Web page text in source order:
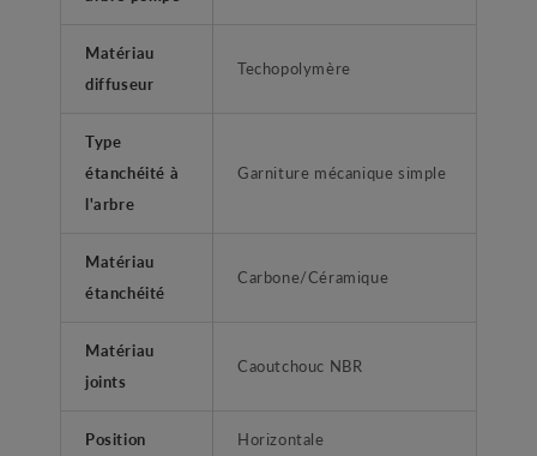
Matériau
diffuseur
Techopolymère
Type
étanchéité à
l'arbre
Garniture mécanique simple
Matériau
étanchéité
Carbone/Céramique
Matériau
joints
Caoutchouc NBR
Position Horizontale